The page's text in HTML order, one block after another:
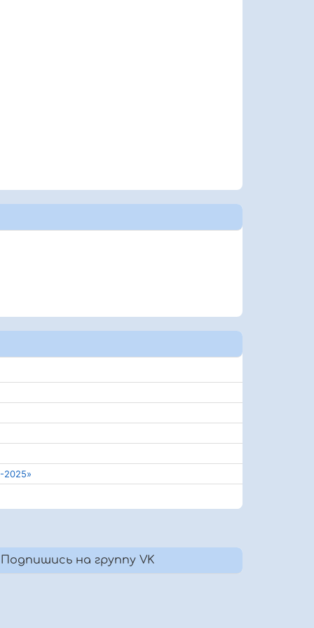
2025»
Подпишись на группу VK